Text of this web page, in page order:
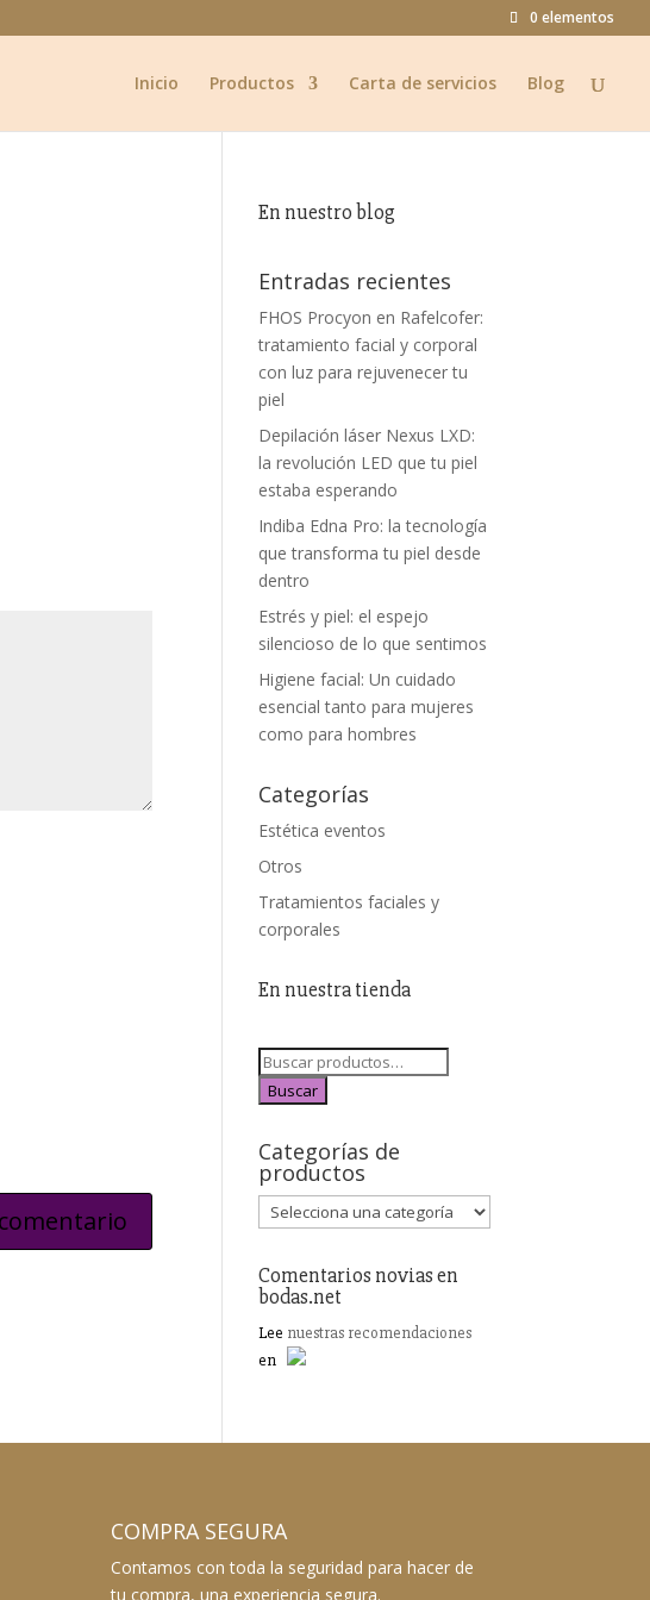
0 elementos
Inicio Productos Carta de servicios Blog
En nuestro blog
Entradas recientes
FHOS Procyon en Rafelcofer:
tratamiento facial y corporal
con luz para rejuvenecer tu
piel
Depilación láser Nexus LXD:
la revolución LED que tu piel
estaba esperando
Indiba Edna Pro: la tecnología
que transforma tu piel desde
dentro
Estrés y piel: el espejo
silencioso de lo que sentimos
Higiene facial: Un cuidado
esencial tanto para mujeres
como para hombres
Categorías
Estética eventos
Otros
Tratamientos faciales y
corporales
En nuestra tienda
Buscar
Categorías de
productos
Comentarios novias en
bodas.net
Lee nuestras recomendaciones
en
COMPRA SEGURA
Contamos con toda la seguridad para hacer de
tu compra, una experiencia segura.